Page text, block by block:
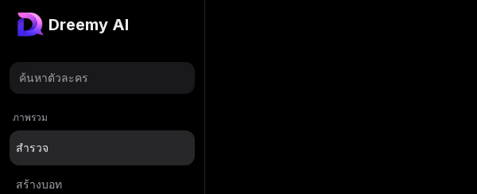
Dreemy AI
ค้นหาตัวละคร
ภาพรวม
สำรวจ
สร้างบอท